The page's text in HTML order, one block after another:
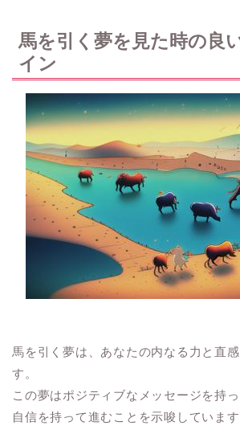
馬を引く夢を見た時の良
イン
馬を引く夢は、あなたの内なる力と直
す。
この夢はポジティブなメッセージを持
自信を持って進むことを示唆しています